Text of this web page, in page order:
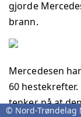
gjorde
brann.
Mercedesen
60
tenker på at
© Nord-Trøndelag